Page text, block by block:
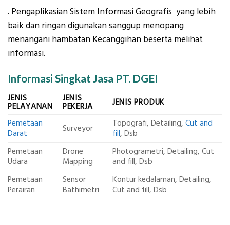
. Pengaplikasian Sistem Informasi Geografis yang lebih
baik dan ringan digunakan sanggup menopang
menangani hambatan Kecanggihan beserta melihat
informasi.
Informasi Singkat Jasa PT. DGEI
JENIS
PELAYANAN
JENIS
PEKERJA
JENIS PRODUK
Pemetaan
Darat
Surveyor Topografi, Detailing, Cut and
fill, Dsb
Pemetaan
Udara
Drone
Mapping
Photogrametri, Detailing, Cut
and fill, Dsb
Pemetaan
Perairan
Sensor
Bathimetri
Kontur kedalaman, Detailing,
Cut and fill, Dsb